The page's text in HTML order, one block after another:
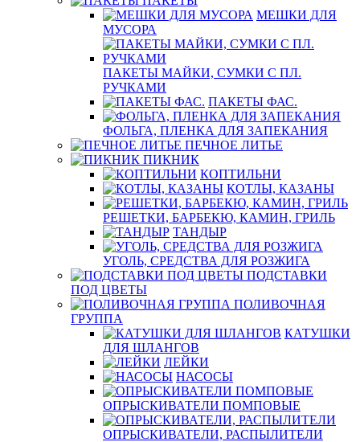
МЕШКИ ДЛЯ
МУСОРА
ПАКЕТЫ МАЙКИ, СУМКИ С ПЛ.
РУЧКАМИ
ПАКЕТЫ ФАС.
ФОЛЬГА, ПЛЕНКА ДЛЯ ЗАПЕКАНИЯ
ПЕЧНОЕ ЛИТЬЕ
ПИКНИК
КОПТИЛЬНИ
КОТЛЫ, КАЗАНЫ
РЕШЕТКИ, БАРБЕКЮ, КАМИН, ГРИЛЬ
ТАНДЫР
УГОЛЬ, СРЕДСТВА ДЛЯ РОЗЖИГА
ПОДСТАВКИ
ПОД ЦВЕТЫ
ПОЛИВОЧНАЯ
ГРУППА
КАТУШКИ
ДЛЯ ШЛАНГОВ
ЛЕЙКИ
НАСОСЫ
ОПРЫСКИВАТЕЛИ ПОМПОВЫЕ
ОПРЫСКИВАТЕЛИ, РАСПЫЛИТЕЛИ